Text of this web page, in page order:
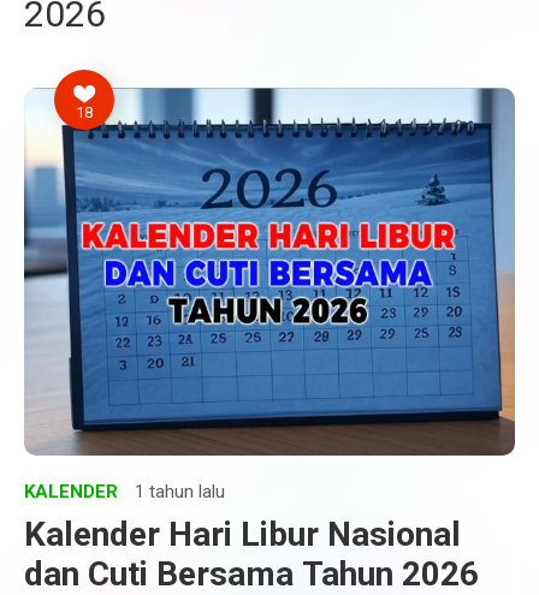
2026
18
KALENDER 1 tahun lalu
Kalender Hari Libur Nasional
dan Cuti Bersama Tahun 2026